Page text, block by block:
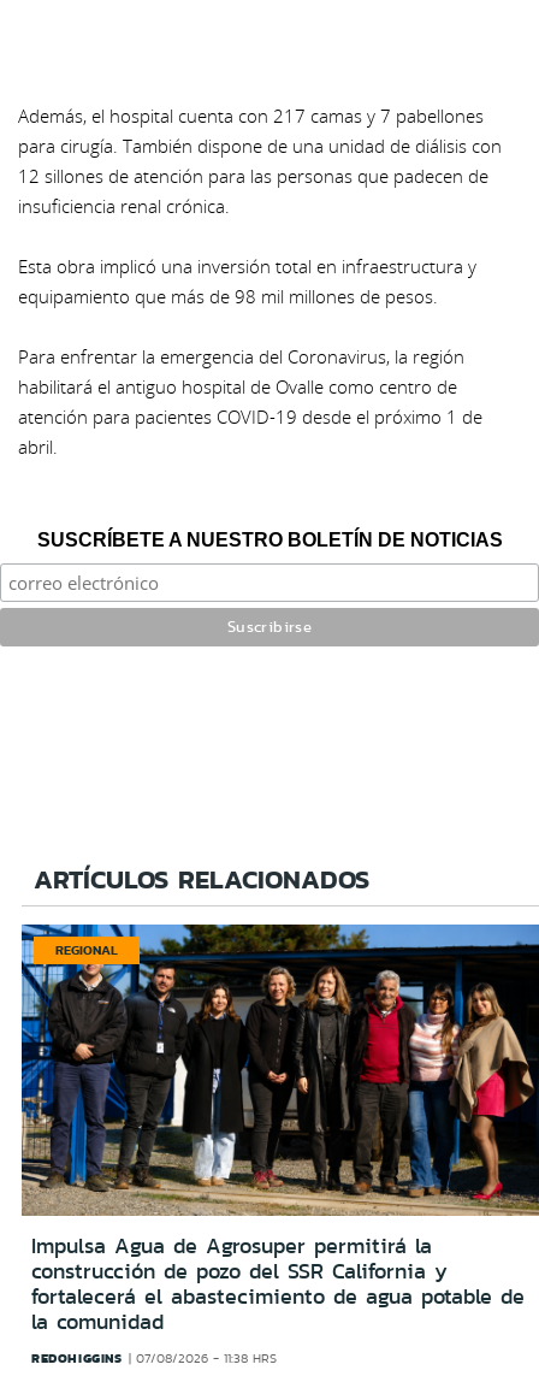
Además, el hospital cuenta con 217 camas y 7 pabellones
para cirugía. También dispone de una unidad de diálisis con
12 sillones de atención para las personas que padecen de
insuficiencia renal crónica.
Esta obra implicó una inversión total en infraestructura y
equipamiento que más de 98 mil millones de pesos.
Para enfrentar la emergencia del Coronavirus, la región
habilitará el antiguo hospital de Ovalle como centro de
atención para pacientes COVID-19 desde el próximo 1 de
abril.
SUSCRÍBETE A NUESTRO BOLETÍN DE NOTICIAS
ARTÍCULOS RELACIONADOS
REGIONAL
Impulsa Agua de Agrosuper permitirá la
construcción de pozo del SSR California y
fortalecerá el abastecimiento de agua potable de
la comunidad
REDOHIGGINS 07/08/2026 - 11:38 HRS